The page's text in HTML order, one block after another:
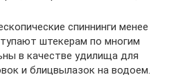
спиннинги менее
штекерам по многим
в качестве удилища для
и блицвылазок на водоем.